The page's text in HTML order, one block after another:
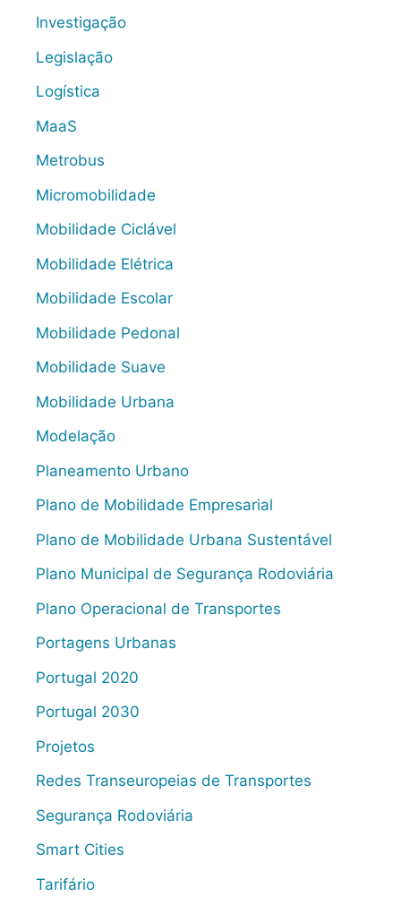
Investigação
Legislação
Logística
MaaS
Metrobus
Micromobilidade
Mobilidade Ciclável
Mobilidade Elétrica
Mobilidade Escolar
Mobilidade Pedonal
Mobilidade Suave
Mobilidade Urbana
Modelação
Planeamento Urbano
Plano de Mobilidade Empresarial
Plano de Mobilidade Urbana Sustentável
Plano Municipal de Segurança Rodoviária
Plano Operacional de Transportes
Portagens Urbanas
Portugal 2020
Portugal 2030
Projetos
Redes Transeuropeias de Transportes
Segurança Rodoviária
Smart Cities
Tarifário